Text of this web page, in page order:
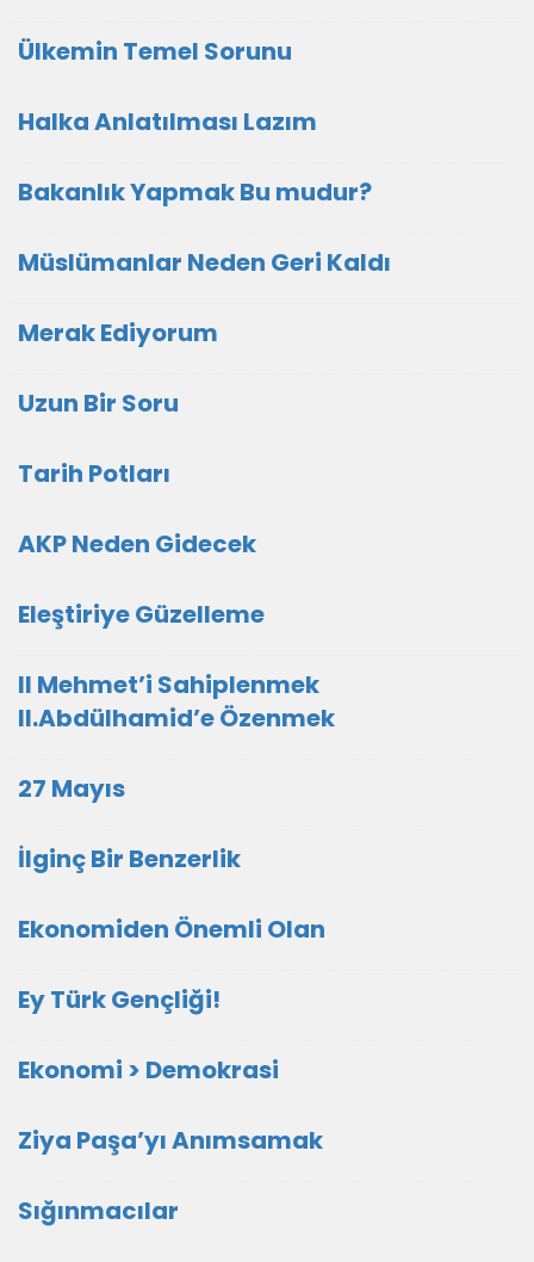
Ülkemin Temel Sorunu
Halka Anlatılması Lazım
Bakanlık Yapmak Bu mudur?
Müslümanlar Neden Geri Kaldı
Merak Ediyorum
Uzun Bir Soru
Tarih Potları
AKP Neden Gidecek
Eleştiriye Güzelleme
II Mehmet’i Sahiplenmek
II.Abdülhamid’e Özenmek
27 Mayıs
İlginç Bir Benzerlik
Ekonomiden Önemli Olan
Ey Türk Gençliği!
Ekonomi > Demokrasi
Ziya Paşa’yı Anımsamak
Sığınmacılar